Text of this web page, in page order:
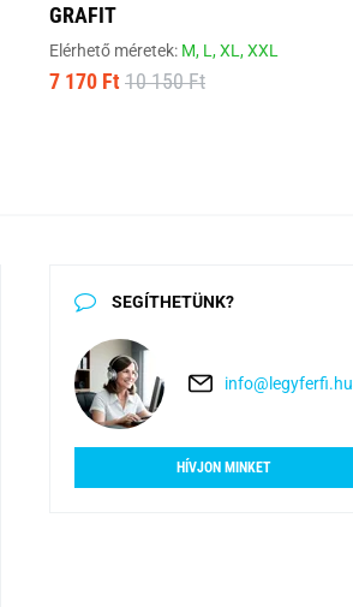
GRAFIT
Elérhető méretek: M, L,XL,XXL
7 170 Ft 10 150 Ft
SEGÍTHETÜNK?
info@legyferfi.hu
HÍVJON MINKET